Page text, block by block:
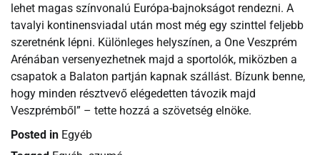
lehet magas színvonalú Európa-bajnokságot rendezni. A
tavalyi kontinensviadal után most még egy szinttel feljebb
szeretnénk lépni. Különleges helyszínen, a One Veszprém
Arénában versenyezhetnek majd a sportolók, miközben a
csapatok a Balaton partján kapnak szállást. Bízunk benne,
hogy minden résztvevő elégedetten távozik majd
Veszprémből” – tette hozzá a szövetség elnöke.
Posted in Egyéb